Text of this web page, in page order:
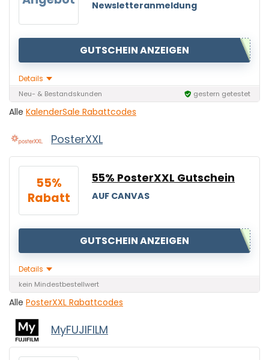
Newsletteranmeldung
GUTSCHEIN ANZEIGEN
Details
Neu- & Bestandskunden gestern getestet
Alle KalenderSale Rabattcodes
PosterXXL
55%
Rabatt
55% PosterXXL Gutschein
AUF CANVAS
GUTSCHEIN ANZEIGEN
Details
kein Mindestbestellwert
Alle PosterXXL Rabattcodes
MyFUJIFILM